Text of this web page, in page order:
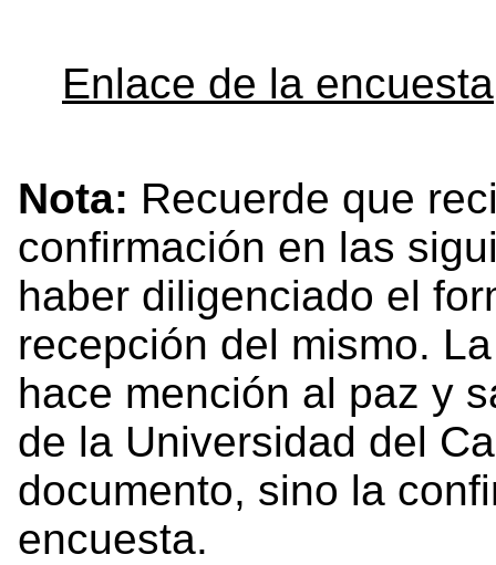
Enlace de la encuesta
Nota: Recuerde que
confirmación en las
haber diligenciado el
recepción del mismo.
hace mención al paz y
de la Universidad del
documento, sino la
encuesta.